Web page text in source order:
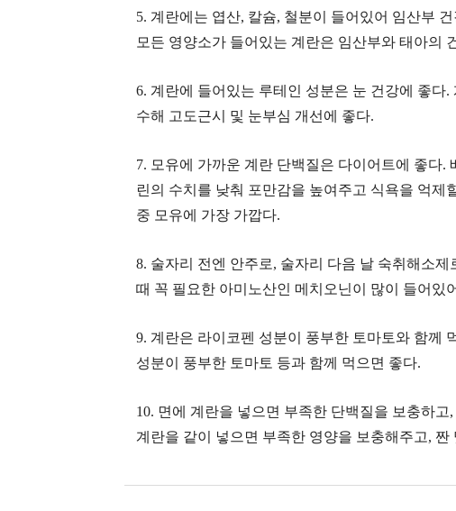
5. 계란에는 엽산, 칼슘, 철분이 들어있어 임산부
모든 영양소가 들어있는 계란은 임산부와 태아의
6. 계란에 들어있는 루테인 성분은 눈 건강에 좋다
수해 고도근시 및 눈부심 개선에 좋다.
7. 모유에 가까운 계란 단백질은 다이어트에 좋다.
린의 수치를 낮춰 포만감을 높여주고 식욕을 억제
중 모유에 가장 가깝다.
8. 술자리 전엔 안주로, 술자리 다음 날 숙취해소
때 꼭 필요한 아미노산인 메치오닌이 많이 들어있
9. 계란은 라이코펜 성분이 풍부한 토마토와 함께
성분이 풍부한 토마토 등과 함께 먹으면 좋다.
10. 면에 계란을 넣으면 부족한 단백질을 보충하
계란을 같이 넣으면 부족한 영양을 보충해주고, 짠